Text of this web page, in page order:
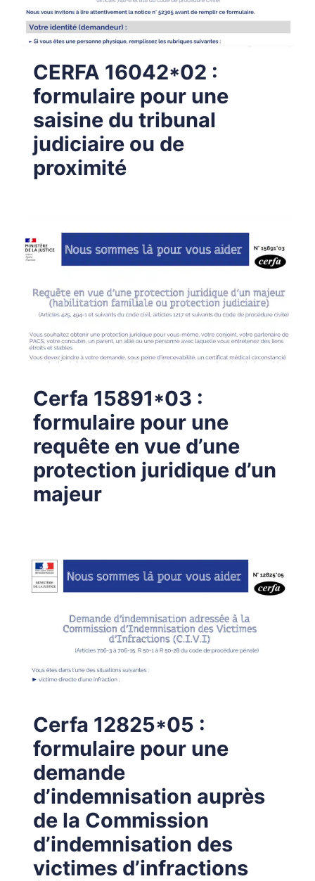
CERFA 16042*02 :
formulaire pour une
saisine du tribunal
judiciaire ou de
proximité
Cerfa 15891*03 :
formulaire pour une
requête en vue d’une
protection juridique d’un
majeur
Cerfa 12825*05 :
formulaire pour une
demande
d’indemnisation auprès
de la Commission
d’indemnisation des
victimes d’infractions